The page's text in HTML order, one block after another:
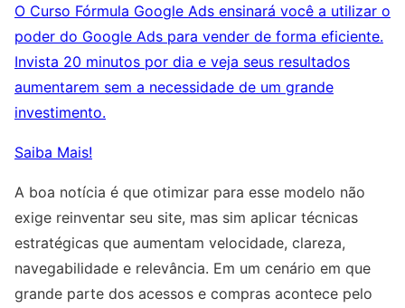
O Curso Fórmula Google Ads ensinará você a utilizar o
poder do Google Ads para vender de forma eficiente.
Invista 20 minutos por dia e veja seus resultados
aumentarem sem a necessidade de um grande
investimento.
Saiba Mais!
A boa notícia é que otimizar para esse modelo não
exige reinventar seu site, mas sim aplicar técnicas
estratégicas que aumentam velocidade, clareza,
navegabilidade e relevância. Em um cenário em que
grande parte dos acessos e compras acontece pelo